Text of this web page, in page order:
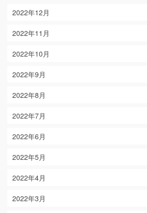
2022年12月
2022年11月
2022年10月
2022年9月
2022年8月
2022年7月
2022年6月
2022年5月
2022年4月
2022年3月